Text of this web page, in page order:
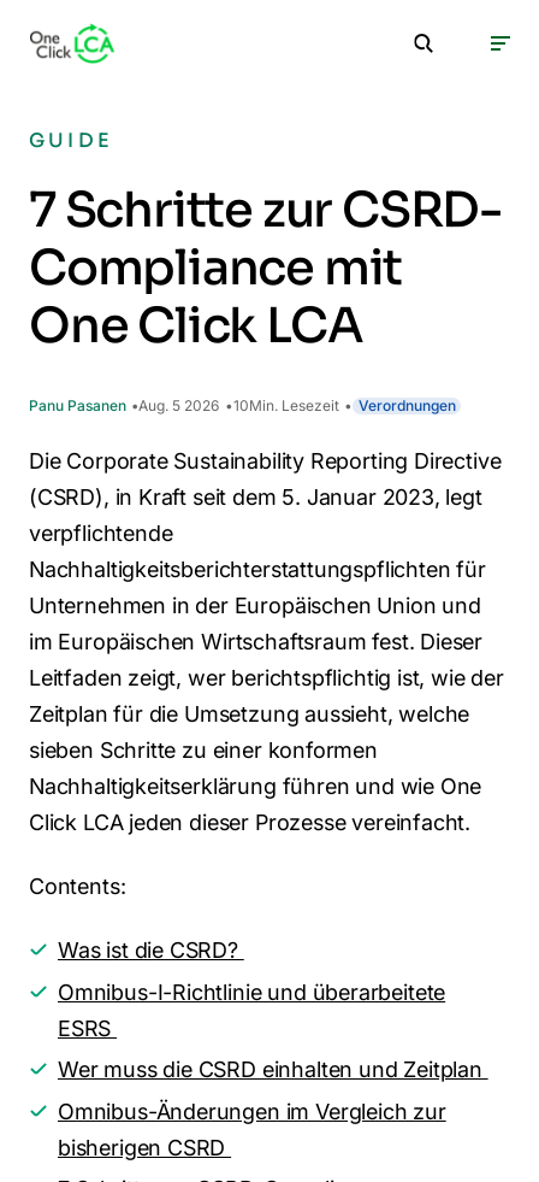
GUIDE
7 Schritte zur CSRD-
Compliance mit
One Click LCA
Panu Pasanen Aug. 5 2026 10Min. Lesezeit Verordnungen
Die Corporate Sustainability Reporting Directive
(CSRD), in Kraft seit dem 5. Januar 2023, legt
verpflichtende
Nachhaltigkeitsberichterstattungspflichten für
Unternehmen in der Europäischen Union und
im Europäischen Wirtschaftsraum fest. Dieser
Leitfaden zeigt, wer berichtspflichtig ist, wie der
Zeitplan für die Umsetzung aussieht, welche
sieben Schritte zu einer konformen
Nachhaltigkeitserklärung führen und wie One
Click LCA jeden dieser Prozesse vereinfacht.
Contents:
Was ist die CSRD?
Omnibus-I-Richtlinie und überarbeitete
ESRS
Wer muss die CSRD einhalten und Zeitplan
Omnibus-Änderungen im Vergleich zur
bisherigen CSRD